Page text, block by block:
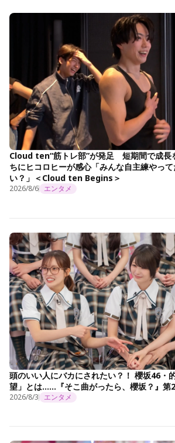
Cloud ten“筋トレ部”が発足 短期間で成長
ちにヒコロヒーが感心「みんな自主練やっ
い？」＜Cloud ten Begins＞
2026/8/6 エンタメ
頭のいい人にバカにされたい？！ 櫻坂46・
望」とは……『そこ曲がったら、櫻坂？』第
2026/8/3 エンタメ